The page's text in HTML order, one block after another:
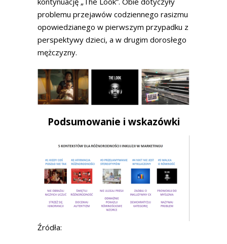
problemu przejawów codziennego rasizmu
opowiedzianego w pierwszym przypadku z
perspektywy dzieci, a w drugim dorosłego
mężczyzny.
Podsumowanie i wskazówki
Źródła: